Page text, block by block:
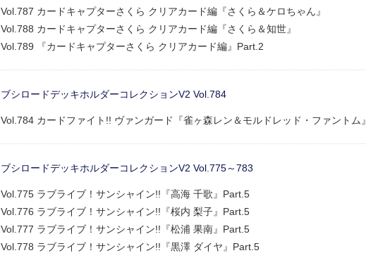
Vol.787 カードキャプターさくら クリアカード編『さくら＆ケロちゃん』
Vol.788 カードキャプターさくら クリアカード編『さくら＆知世』
Vol.789 『カードキャプターさくら クリアカード編』Part.2
ブシロードデッキホルダーコレクションV2 Vol.784
Vol.784 カードファイト!! ヴァンガード『雀ヶ森レン＆モルドレッド・ファントム』
ブシロードデッキホルダーコレクションV2 Vol.775～783
Vol.775 ラブライブ！サンシャイン!!『高海 千歌』Part.5
Vol.776 ラブライブ！サンシャイン!!『桜内 梨子』Part.5
Vol.777 ラブライブ！サンシャイン!!『松浦 果南』Part.5
Vol.778 ラブライブ！サンシャイン!!『黒澤 ダイヤ』Part.5